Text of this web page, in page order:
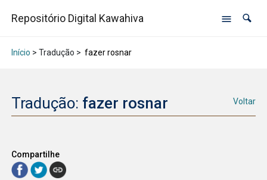
Repositório Digital Kawahiva
Início > Tradução > fazer rosnar
Tradução: fazer rosnar Voltar
Compartilhe